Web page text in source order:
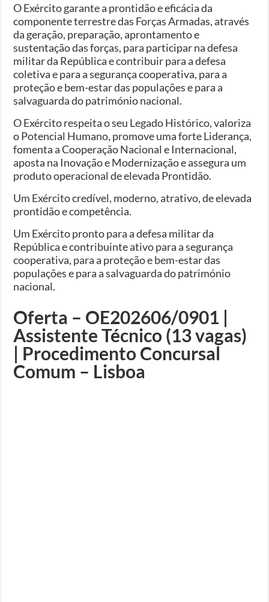
O Exército garante a prontidão e eficácia da
componente terrestre das Forças Armadas, através
da geração, preparação, aprontamento e
sustentação das forças, para participar na defesa
militar da República e contribuir para a defesa
coletiva e para a segurança cooperativa, para a
proteção e bem-estar das populações e para a
salvaguarda do património nacional.
O Exército respeita o seu Legado Histórico, valoriza
o Potencial Humano, promove uma forte Liderança,
fomenta a Cooperação Nacional e Internacional,
aposta na Inovação e Modernização e assegura um
produto operacional de elevada Prontidão.
Um Exército credível, moderno, atrativo, de elevada
prontidão e competência.
Um Exército pronto para a defesa militar da
República e contribuinte ativo para a segurança
cooperativa, para a proteção e bem-estar das
populações e para a salvaguarda do património
nacional.
Oferta – OE202606/0901 |
Assistente Técnico (13 vagas)
| Procedimento Concursal
Comum – Lisboa